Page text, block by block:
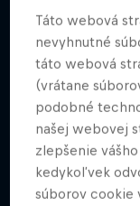
Táto webová
nevyhnutné
táto webová
(vrátane
podobné
našej webovej
zlepšenie
kedykoľvek
súborov cookie